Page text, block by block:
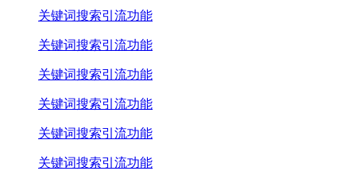
关键词搜索引流功能
关键词搜索引流功能
关键词搜索引流功能
关键词搜索引流功能
关键词搜索引流功能
关键词搜索引流功能